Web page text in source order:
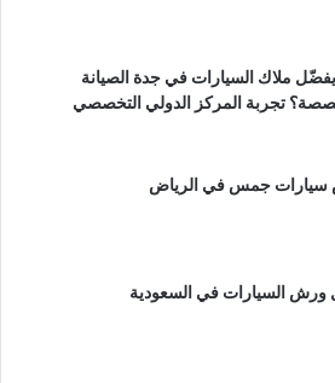
يفضّل ملاك السيارات في جدة الصيانة
تجربة المركز الدولي التخصصي
جمس في الرياض
السيارات في السعودية